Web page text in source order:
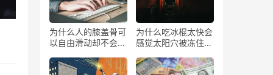
为什么人的膝盖骨可
以自由滑动却不会掉
为什么吃冰棍太快会
感觉太阳穴被冻住了